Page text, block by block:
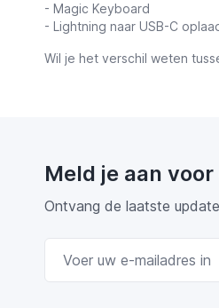
- Magic Keyboard
- Lightning naar USB-C
Wil je het verschil weten
Meld je aan
Ontvang de laatste